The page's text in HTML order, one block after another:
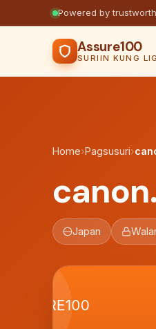
Powered by
Assure100
Home›Pagsusuri›
Japan